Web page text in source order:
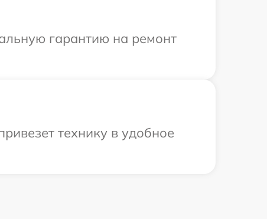
гарантию на ремонт
технику в удобное